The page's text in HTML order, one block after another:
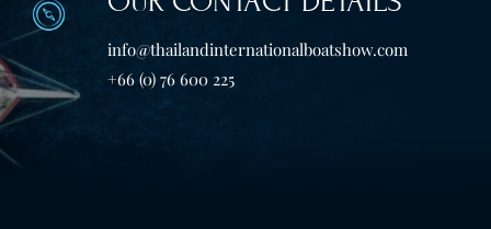
info@thailandinternationalboatshow.com
+66 (0) 76 600 225